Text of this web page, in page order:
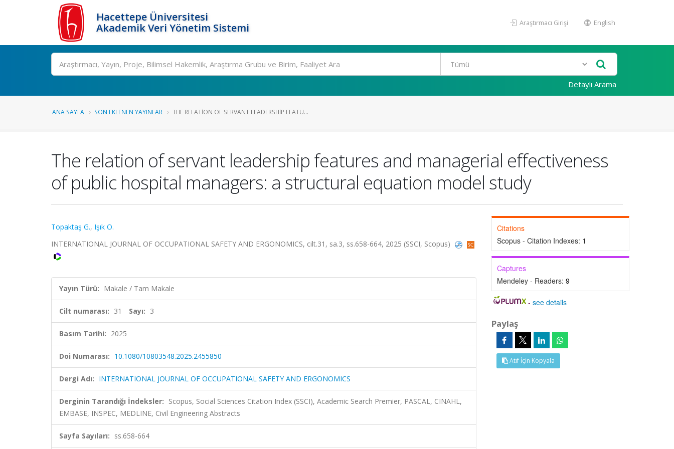
Hacettepe Üniversitesi
Akademik Veri Yönetim Sistemi
Araştırmacı Girişi English
Ara
Detaylı Arama
ANA SAYFA SON EKLENEN YAYINLAR THE RELATION OF SERVANT LEADERSHIP FEATU...
The relation of servant leadership features and managerial effectiveness
of public hospital managers: a structural equation model study
Topaktaş G., Işık O.
INTERNATIONAL JOURNAL OF OCCUPATIONAL SAFETY AND ERGONOMICS, cilt.31, sa.3, ss.658-664, 2025 (SSCI, Scopus)
Yayın Türü: Makale / Tam Makale
Cilt numarası: 31 Sayı: 3
Basım Tarihi: 2025
Doi Numarası: 10.1080/10803548.2025.2455850
Dergi Adı: INTERNATIONAL JOURNAL OF OCCUPATIONAL SAFETY AND ERGONOMICS
Derginin Tarandığı İndeksler: Scopus, Social Sciences Citation Index (SSCI), Academic Search Premier, PASCAL, CINAHL,
EMBASE, INSPEC, MEDLINE, Civil Engineering Abstracts
Sayfa Sayıları: ss.658-664
Citations
Scopus - Citation Indexes: 1
Captures
Mendeley - Readers: 9
-see details
Paylaş
Atıf İçin Kopyala